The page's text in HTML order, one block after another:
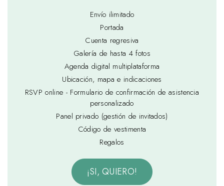
Envío ilimitado
Portada
Cuenta regresiva
Galería de hasta 4 fotos
Agenda digital multiplataforma
Ubicación, mapa e indicaciones
RSVP online - Formulario de confirmación de asistencia
personalizado
Panel privado (gestión de invitados)
Código de vestimenta
Regalos
¡SI, QUIERO!